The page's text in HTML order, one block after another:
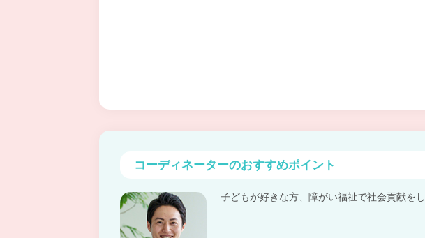
コーディネーターのおすすめポイント
子どもが好きな方、障がい福祉で社会貢献を